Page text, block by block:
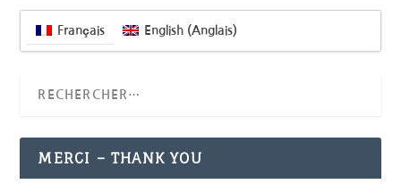
Français English(Anglais)
MERCI – THANK YOU